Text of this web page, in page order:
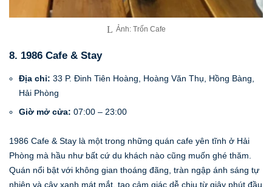
Ảnh: Trốn Cafe
8. 1986 Cafe & Stay
Địa chỉ: 33 P. Đinh Tiên Hoàng, Hoàng Văn Thụ, Hồng Bàng,
Hải Phòng
Giờ mở cửa: 07:00 – 23:00
1986 Cafe & Stay là một trong những quán cafe yên tĩnh ở Hải
Phòng mà hầu như bất cứ du khách nào cũng muốn ghé thăm.
Quán nổi bật với không gian thoáng đãng, tràn ngập ánh sáng tự
nhiên và cây xanh mát mắt, tạo cảm giác dễ chịu từ giây phút đầu